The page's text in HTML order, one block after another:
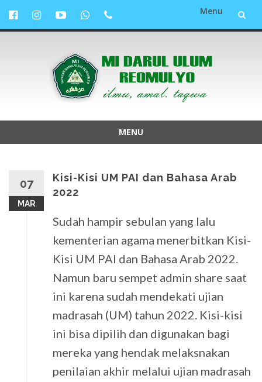
Menu
ke
konten
MENU
07
MAR
Kisi-Kisi UM PAI dan Bahasa Arab
2022
Sudah hampir sebulan yang lalu
kementerian agama menerbitkan Kisi-
Kisi UM PAI dan Bahasa Arab 2022.
Namun baru sempet admin share saat
ini karena sudah mendekati ujian
madrasah (UM) tahun 2022. Kisi-kisi
ini bisa dipilih dan digunakan bagi
mereka yang hendak melaksnakan
penilaian akhir melalui ujian madrasah